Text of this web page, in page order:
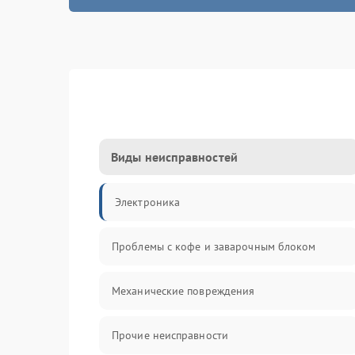
Виды неисправностей
Электроника
Проблемы с кофе и заварочным блоком
Механические повреждения
Прочие неисправности